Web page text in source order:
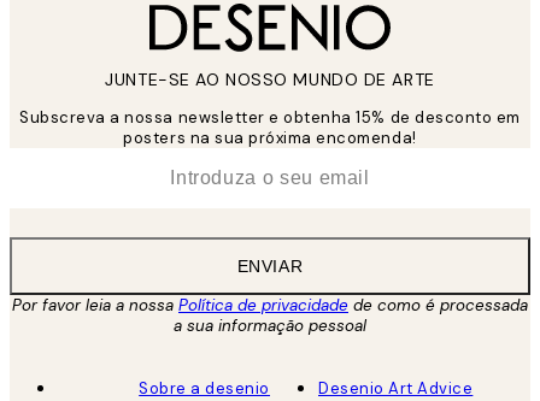
JUNTE-SE AO NOSSO MUNDO DE ARTE
Subscreva a nossa newsletter e obtenha 15% de desconto em
posters na sua próxima encomenda!
ENVIAR
Por favor leia a nossa Política de privacidade de como é processada
a sua informação pessoal
Sobre a desenio
Desenio Art Advice